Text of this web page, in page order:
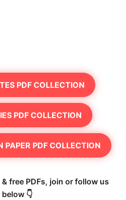
PDF COLLECTION
PDF COLLECTION
PAPER PDF COLLECTION
free PDFs, join or follow us
below 👇